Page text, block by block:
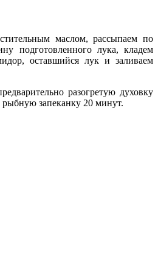
маслом, рассыпаем по
подготовленного лука, кладем
оставшийся лук и заливаем
разогретую духовку
рыбную запеканку 20 минут.